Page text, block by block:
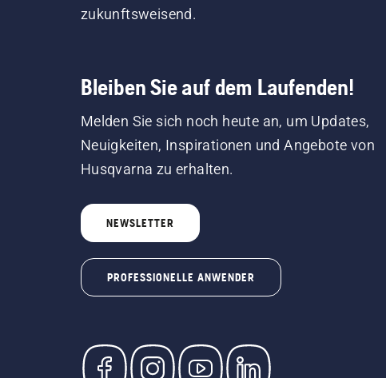
zukunftsweisend.
Bleiben Sie auf dem Laufenden!
Melden Sie sich noch heute an, um Updates,
Neuigkeiten, Inspirationen und Angebote von
Husqvarna zu erhalten.
NEWSLETTER
PROFESSIONELLE ANWENDER